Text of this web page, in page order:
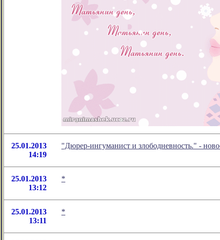
25.01.2013
14:19
"Дюрер-ингуманист и злободневность." -
25.01.2013
13:12
*
25.01.2013
13:11
*